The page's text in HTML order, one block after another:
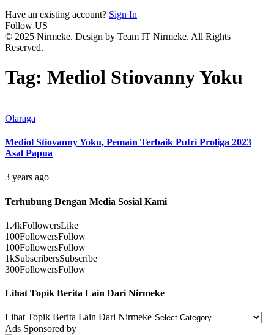
Have an existing account? Sign In
Follow US
© 2025 Nirmeke. Design by Team IT Nirmeke. All Rights
Reserved.
Tag: Mediol Stiovanny Yoku
Olaraga
Mediol Stiovanny Yoku, Pemain Terbaik Putri Proliga 2023
Asal Papua
3 years ago
Terhubung Dengan Media Sosial Kami
1.4kFollowersLike
100FollowersFollow
100FollowersFollow
1kSubscribersSubscribe
300FollowersFollow
Lihat Topik Berita Lain Dari Nirmeke
Lihat Topik Berita Lain Dari Nirmeke
Ads Sponsored by